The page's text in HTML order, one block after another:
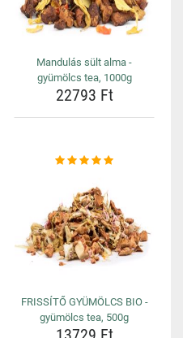
Mandulás sült alma -
gyümölcs tea, 1000g
22793 Ft
FRISSÍTŐ GYÜMÖLCS BIO -
gyümölcs tea, 500g